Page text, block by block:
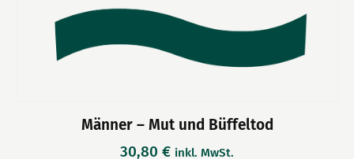
Männer – Mut und Büffeltod
30,80 € inkl. MwSt.